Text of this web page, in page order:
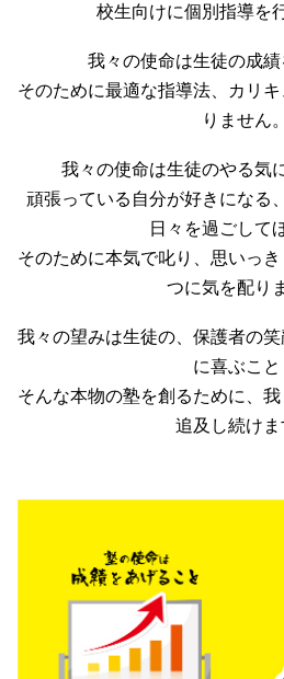
校生向けに個別指導を
我々の使命は生徒の成績
そのために最適な指導法、カリ
りません。
我々の使命は生徒のやる気
頑張っている自分が好きになる
日々を過ごして
そのために本気で叱り、思いっ
つに気を配り
我々の望みは生徒の、保護者の
に喜ぶこと
そんな本物の塾を創るために、
追及し続けま